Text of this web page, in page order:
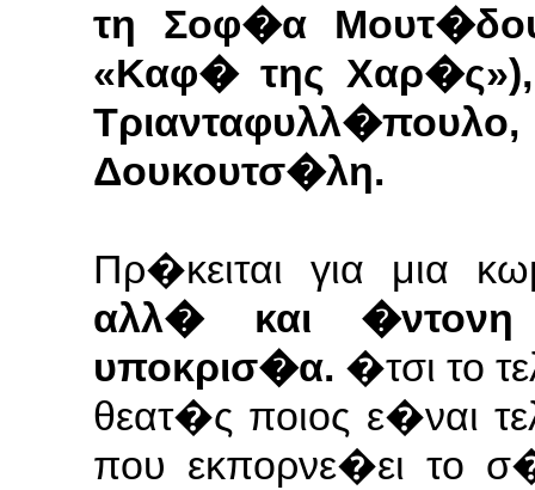
τη Σοφ�α
«Καφ� της
Δουκουτσ�λη.
Πρ�κειται για μια
αλλ� και �ντονη
υποκρισ�α. �τσι το
θεατ�ς ποιος ε�ναι
που εκπορνε�ει το